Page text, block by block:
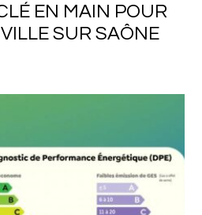
EN MAIN POUR
SUR SAÔNE